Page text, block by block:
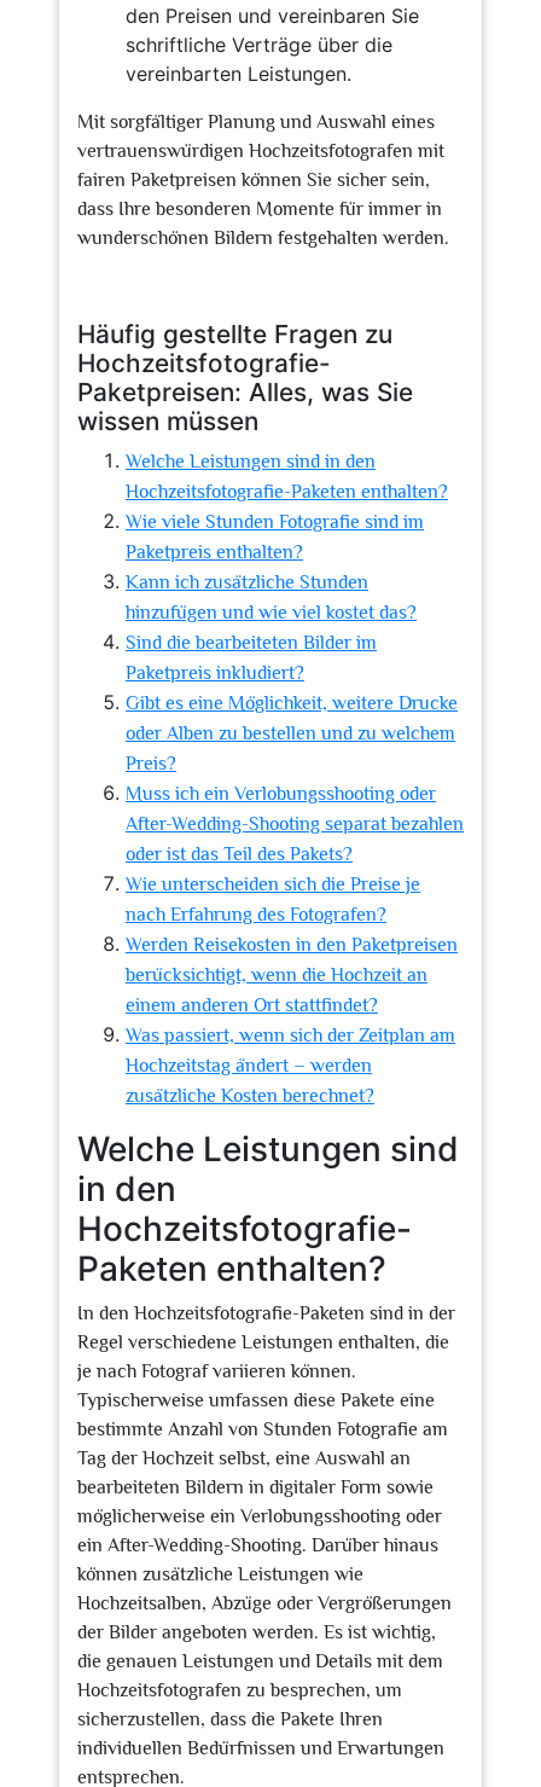
den Preisen und vereinbaren Sie
schriftliche Verträge über die
vereinbarten Leistungen.
Mit sorgfältiger Planung und Auswahl eines
vertrauenswürdigen Hochzeitsfotografen mit
fairen Paketpreisen können Sie sicher sein,
dass Ihre besonderen Momente für immer in
wunderschönen Bildern festgehalten werden.
Häufig gestellte Fragen zu
Hochzeitsfotografie-
Paketpreisen: Alles, was Sie
wissen müssen
Welche Leistungen sind in den
Hochzeitsfotografie-Paketen enthalten?
Wie viele Stunden Fotografie sind im
Paketpreis enthalten?
Kann ich zusätzliche Stunden
hinzufügen und wie viel kostet das?
Sind die bearbeiteten Bilder im
Paketpreis inkludiert?
Gibt es eine Möglichkeit, weitere Drucke
oder Alben zu bestellen und zu welchem
Preis?
Muss ich ein Verlobungsshooting oder
After-Wedding-Shooting separat bezahlen
oder ist das Teil des Pakets?
Wie unterscheiden sich die Preise je
nach Erfahrung des Fotografen?
Werden Reisekosten in den Paketpreisen
berücksichtigt, wenn die Hochzeit an
einem anderen Ort stattfindet?
Was passiert, wenn sich der Zeitplan am
Hochzeitstag ändert – werden
zusätzliche Kosten berechnet?
Welche Leistungen sind
in den
Hochzeitsfotografie-
Paketen enthalten?
In den Hochzeitsfotografie-Paketen sind in der
Regel verschiedene Leistungen enthalten, die
je nach Fotograf variieren können.
Typischerweise umfassen diese Pakete eine
bestimmte Anzahl von Stunden Fotografie am
Tag der Hochzeit selbst, eine Auswahl an
bearbeiteten Bildern in digitaler Form sowie
möglicherweise ein Verlobungsshooting oder
ein After-Wedding-Shooting. Darüber hinaus
können zusätzliche Leistungen wie
Hochzeitsalben, Abzüge oder Vergrößerungen
der Bilder angeboten werden. Es ist wichtig,
die genauen Leistungen und Details mit dem
Hochzeitsfotografen zu besprechen, um
sicherzustellen, dass die Pakete Ihren
individuellen Bedürfnissen und Erwartungen
entsprechen.